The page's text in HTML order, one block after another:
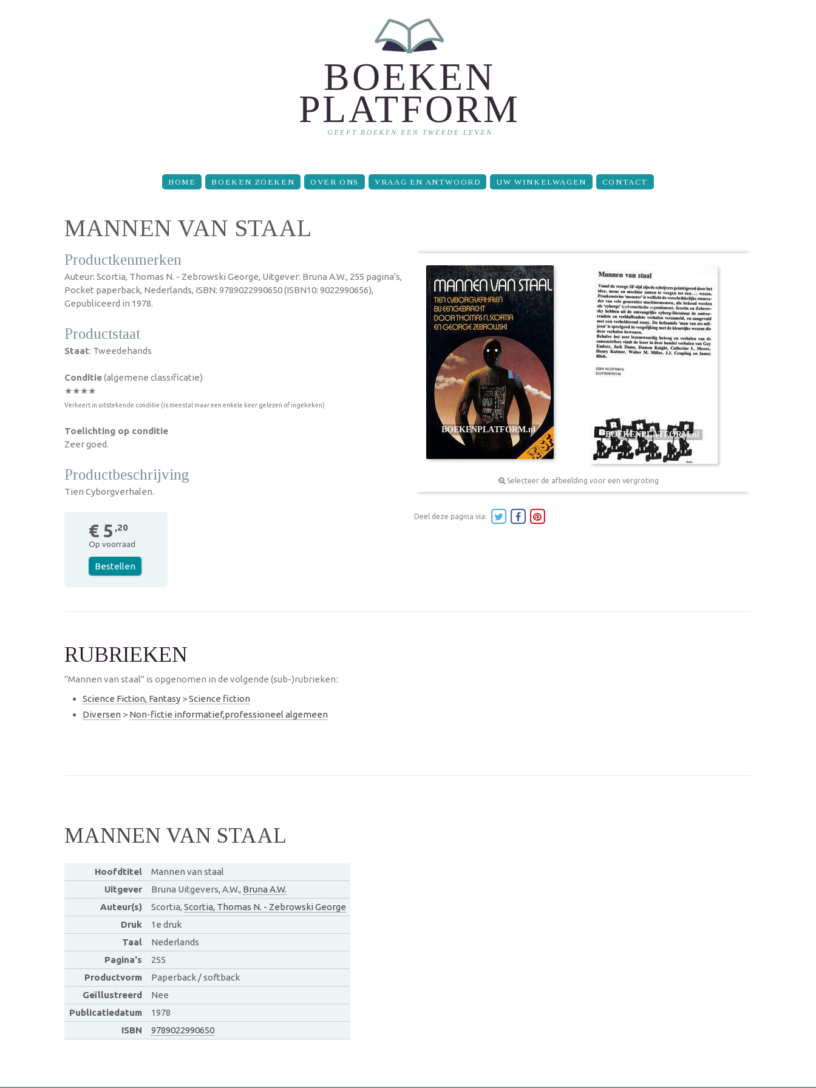
HOME BOEKEN ZOEKEN OVER ONS VRAAG EN ANTWOORD UW WINKELWAGEN CONTACT
MANNEN VAN STAAL
Productkenmerken
Auteur: Scortia, Thomas N. - Zebrowski George, Uitgever: Bruna A.W., 255 pagina's,
Pocket paperback, Nederlands, ISBN: 9789022990650 (ISBN10: 9022990656),
Gepubliceerd in 1978.
Productstaat
Staat: Tweedehands
Conditie(algemene classificatie)
★★★★
Verkeert in uitstekende conditie (is meestal maar een enkele keer gelezen of ingekeken)
Toelichting op conditie
Zeer goed.
Productbeschrijving
Tien Cyborgverhalen.
€ 5 ,20
Op voorraad
Bestellen
Selecteer de afbeelding voor een vergroting
Deel deze pagina via:
RUBRIEKEN
"Mannen van staal" is opgenomen in de volgende (sub-)rubrieken:
Science Fiction, Fantasy >Science fiction
Diversen > Non-fictie informatief,professioneel algemeen
MANNEN VAN STAAL
Hoofdtitel
Mannen van staal
Uitgever
Bruna Uitgevers, A.W., Bruna A.W.
Auteur(s)
Scortia, Scortia, Thomas N. - Zebrowski George
Druk
1e druk
Taal
Nederlands
Pagina's
255
Productvorm
Paperback / softback
Geïllustreerd
Nee
Publicatiedatum
1978
ISBN
9789022990650